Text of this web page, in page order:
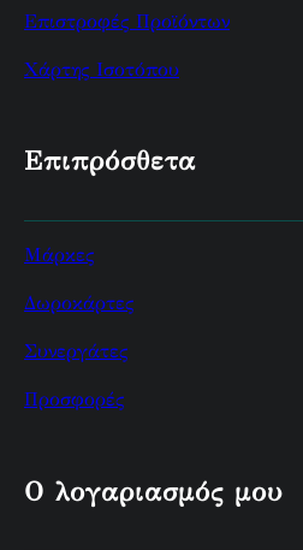
Επιστροφές Προϊόντων
Χάρτης Ισοτόπου
Επιπρόσθετα
Μάρκες
Δωροκάρτες
Συνεργάτες
Προσφορές
Ο λογαριασμός μου